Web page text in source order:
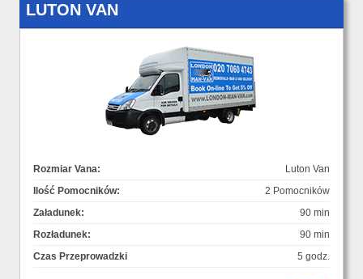
LUTON VAN
Rozmiar Vana:
Luton Van
Ilość Pomocników:
2 Pomocników
Załadunek:
90 min
Rozładunek:
90 min
Czas Przeprowadzki
5 godz.